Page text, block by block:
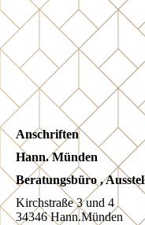
7DDC690B-709E-
Anschriften
Hann. Münden
Beratungsbüro ,
Kirchstraße 3 und 4
34346 Hann.Münden